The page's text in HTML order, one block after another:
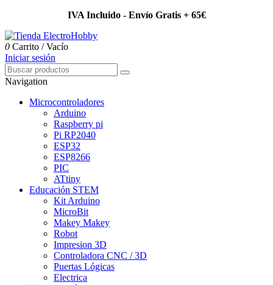
IVA Incluido - Envío Gratis + 65€
0 Carrito /Vacío
Iniciar sesión
Navigation
Microcontroladores
Arduino
Raspberry pi
Pi RP2040
ESP32
ESP8266
PIC
ATtiny
Educación STEM
Kit Arduino
MicroBit
Makey Makey
Robot
Impresion 3D
Controladora CNC / 3D
Puertas Lógicas
Electrica